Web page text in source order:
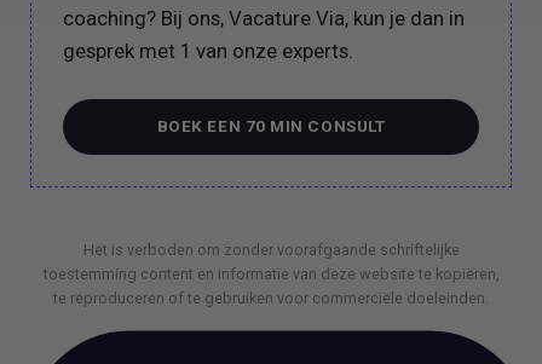
coaching? Bij ons, Vacature Via, kun je dan in
gesprek met 1 van onze experts.
BOEK EEN 70 MIN CONSULT
BOEK EEN 70 MIN CONSULT
Het is verboden om zonder voorafgaande schriftelijke
toestemming content en informatie van deze website te kopiëren,
te reproduceren of te gebruiken voor commerciële doeleinden.